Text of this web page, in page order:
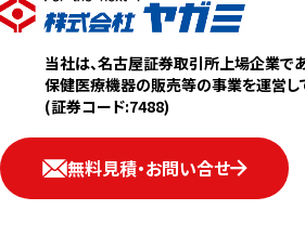
当社は、名古屋証券取引所上場企業で
保健医療機器の販売等の事業を運営し
(証券コード:7488)
無料見積・お問い合せ